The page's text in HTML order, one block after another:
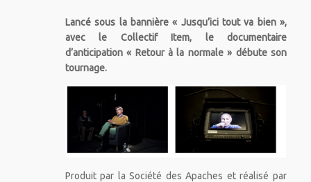
Lancé sous la bannière « Jusqu’ici tout va bien »,
avec le Collectif Item, le documentaire
d’anticipation « Retour à la normale » débute son
tournage.
Produit par la Société des Apaches et réalisé par